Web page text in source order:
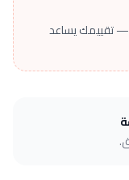
— تقييمك يساعد